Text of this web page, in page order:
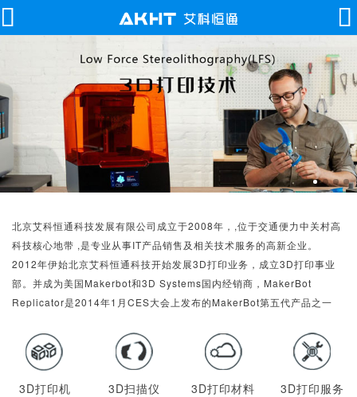
北京艾科恒通科技发展有限公司成立于2008年，,位于交通便力中关村高
科技核心地带 ,是专业从事IT产品销售及相关技术服务的高新企业。
2012年伊始北京艾科恒通科技开始发展3D打印业务，成立3D打印事业
部。并成为美国Makerbot和3D Systems国内经销商，MakerBot
Replicator是2014年1月CES大会上发布的MakerBot第五代产品之一
3D打印机 3D扫描仪 3D打印材料 3D打印服务